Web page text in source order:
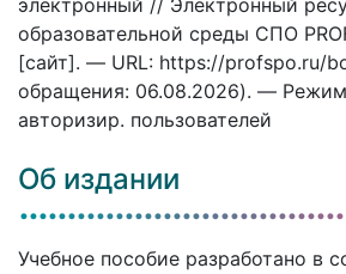
образовательной среды СПО
[сайт]. — URL: https://profspo.ru/
обращения: 06.08.2026). — Режим
авторизир. пользователей
Об издании
Учебное пособие разработано в